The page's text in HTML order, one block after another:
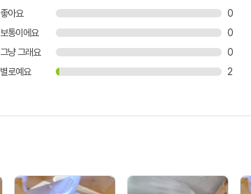
좋아요
0
보통이에요
0
그냥 그래요
0
별로예요
2